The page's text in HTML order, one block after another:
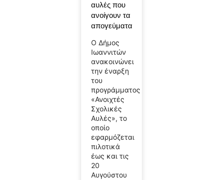
αυλές που
ανοίγουν τα
απογεύματα
Ο Δήμος
Ιωαννιτών
ανακοινώνει
την έναρξη
του
προγράμματος
«Ανοιχτές
Σχολικές
Αυλές», το
οποίο
εφαρμόζεται
πιλοτικά
έως και τις
20
Αυγούστου